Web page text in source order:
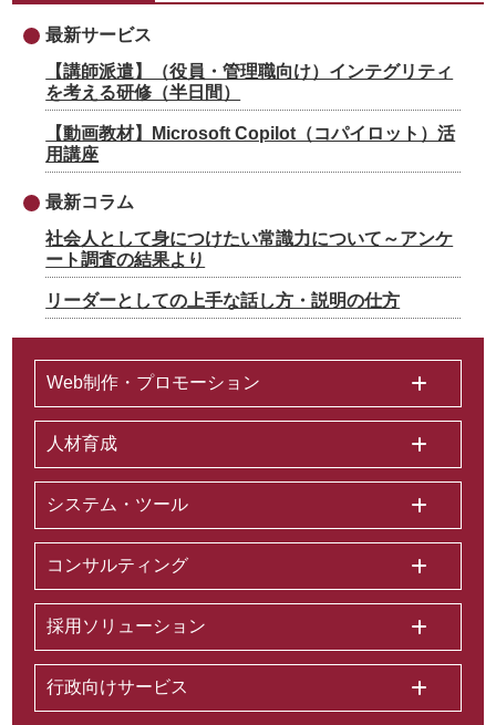
最新サービス
【講師派遣】（役員・管理職向け）インテグリティ
を考える研修（半日間）
【動画教材】Microsoft Copilot（コパイロット）活
用講座
最新コラム
社会人として身につけたい常識力について～アンケ
ート調査の結果より
リーダーとしての上手な話し方・説明の仕方
Web制作・プロモーション
人材育成
システム・ツール
コンサルティング
採用ソリューション
行政向けサービス